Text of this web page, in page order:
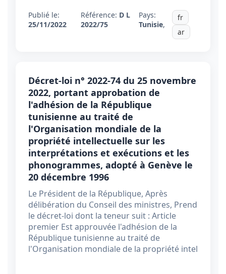
Publié le:
25/11/2022
Référence: D L
2022/75
Pays:
Tunisie,
fr
ar
Décret-loi n° 2022-74 du 25 novembre
2022, portant approbation de
l'adhésion de la République
tunisienne au traité de
l'Organisation mondiale de la
propriété intellectuelle sur les
interprétations et exécutions et les
phonogrammes, adopté à Genève le
20 décembre 1996
Le Président de la République, Après
délibération du Conseil des ministres, Prend
le décret-loi dont la teneur suit : Article
premier Est approuvée l'adhésion de la
République tunisienne au traité de
l'Organisation mondiale de la propriété intel